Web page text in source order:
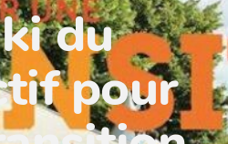
du
pour